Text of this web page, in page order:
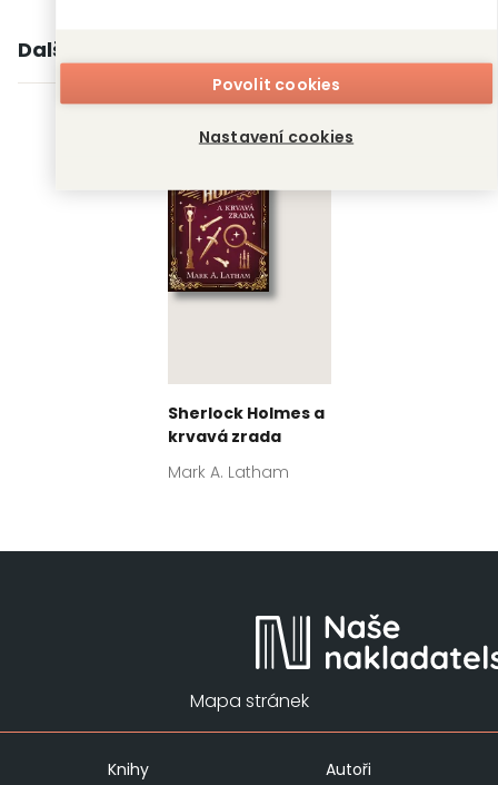
Povolit cookies
Nastavení cookies
Další knihy autora
Sherlock Holmes a
krvavá zrada
Mark A. Latham
Mapa stránek
Knihy
Autoři